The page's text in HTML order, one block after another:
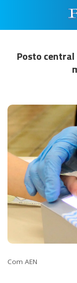
Posto
Com AEN